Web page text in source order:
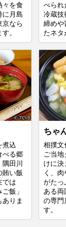
々を食
に月島
京なら
。
べられ
冷蔵技
締めや
たネタ
煮込
べる郷
田川
賄い飯
では
飯」
ありま
ちゃ
相撲文
ご当地
けに決
く、
がたっ
ある両
の専門
す。